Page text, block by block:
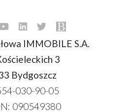
IMMOBILE S.A.
3
Bydgoszcz
030-90-05
090549380